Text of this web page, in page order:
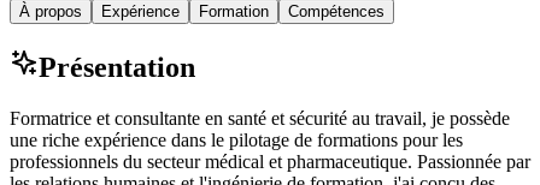
À propos
Expérience Formation Compétences
Présentation
Formatrice et consultante en santé et sécurité au travail, je possède
une riche expérience dans le pilotage de formations pour les
professionnels du secteur médical et pharmaceutique. Passionnée par